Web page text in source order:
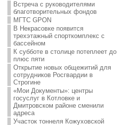
Встреча с руководителями
благотворительных фондов
МГТС GPON
В Некрасовке появится
трехэтажный спорткомплекс с
бассейном
К субботе в столице потеплеет до
плюс пяти
Открытие новых общежитий для
сотрудников Росгвардии в
Строгине
«Мои Документы»: центры
госуслуг в Котловке и
Дмитровском районе сменили
адреса
Участок тоннеля Кожуховской